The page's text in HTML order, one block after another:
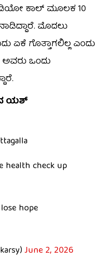
ಕಾಲ್ ಮೂಲಕ 10
ಮೊದಲು
ಏಕೆ ಗೊತ್ತಾಗಲಿಲ್ಲ ಎಂದು
ಒಂದು
ಯಶ್
health check up
hope
June 2, 2026